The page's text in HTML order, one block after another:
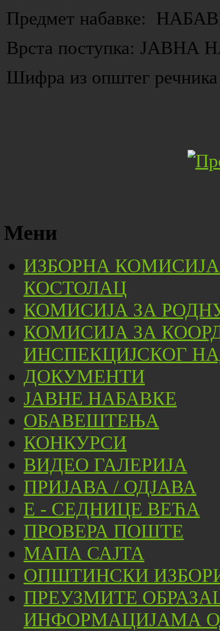
Предмет набавке:
Врста поступка:
Шифра из општег
Мени
ИЗБОРНА
КОСТОЛАЦ
КОМИСИЈА ЗА
КОМИСИЈА ЗА
ИНСПЕКЦИЈСКОГ
ДОКУМЕНТИ
ЈАВНЕ НАБАВКЕ
ОБАВЕШТЕЊА
КОНКУРСИ
ВИДЕО ГАЛЕРИЈА
ПРИЈАВА / ОДЈАВА
Е - СЕДНИЦЕ ВЕЋА
ПРОВЕРА ПОШТЕ
МАПА САЈТА
ОПШТИНСКИ
ПРЕУЗМИТЕ
ИНФОРМАЦИЈАМА